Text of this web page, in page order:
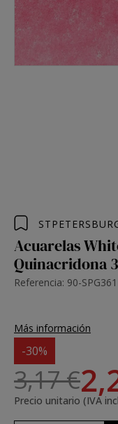
Acuarelas
Quinacridona
Referencia: 90-SPG361
Más información
-30%
3,17 €
Precio unitario (IVA